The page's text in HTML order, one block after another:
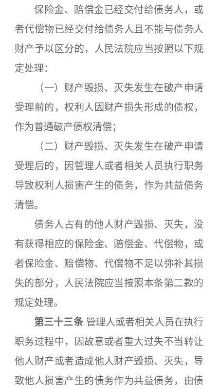
保险金、赔偿金已经交付给债务人，或
者代偿物已经交付给债务人且不能与债务人
财产予以区分的，人民法院应当按照以下规
定处理：
（一）财产毁损、灭失发生在破产申请
受理前的，权利人因财产损失形成的债权，
作为普通破产债权清偿；
（二）财产毁损、灭失发生在破产申请
受理后的，因管理人或者相关人员执行职务
导致权利人损害产生的债务，作为共益债务
清偿。
债务人占有的他人财产毁损、灭失，没
有获得相应的保险金、赔偿金、代偿物，或
者保险金、赔偿物、代偿物不足以弥补其损
失的部分，人民法院应当按照本条第二款的
规定处理。
第三十三条管理人或者相关人员在执行
职务过程中，因故意或者重大过失不当转让
他人财产或者造成他人财产毁损、灭失，导
致他人损害产生的债务作为共益债务，由债